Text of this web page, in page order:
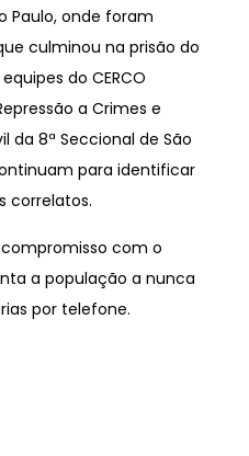
Paulo, onde foram
culminou na prisão do
do CERCO
a Crimes e
da 8ª Seccional de São
para identificar
correlatos.
com o
a população a nunca
por telefone.